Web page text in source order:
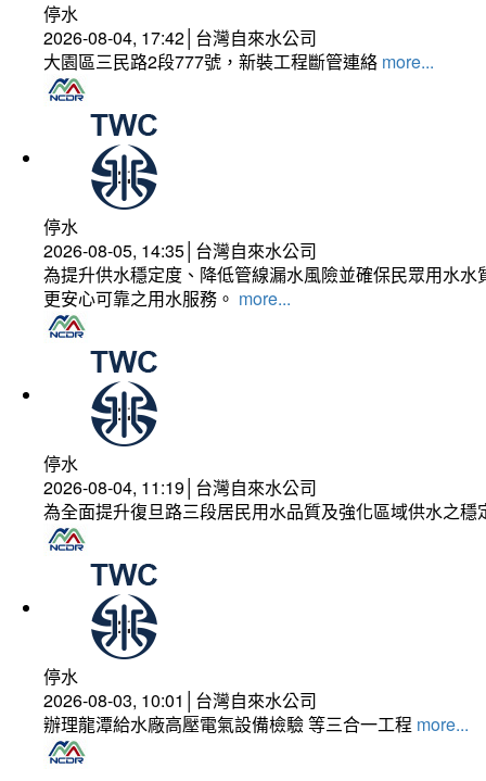
停水
2026-08-04, 17:42│台灣自來水公司
大園區三民路2段777號，新裝工程斷管連絡 more...
停水
2026-08-05, 14:35│台灣自來水公司
為提升供水穩定度、降低管線漏水風險並確保民眾用水
更安心可靠之用水服務。 more...
停水
2026-08-04, 11:19│台灣自來水公司
為全面提升復旦路三段居民用水品質及強化區域供水之
停水
2026-08-03, 10:01│台灣自來水公司
辦理龍潭給水廠高壓電氣設備檢驗 等三合一工程 more...